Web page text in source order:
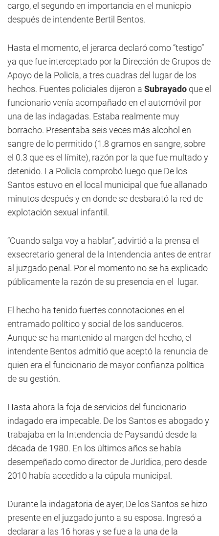
cargo, el segundo en importancia en el municpio
después de intendente Bertil Bentos.
Hasta el momento, el jerarca declaró como “testigo”
ya que fue interceptado por la Dirección de Grupos de
Apoyo de la Policía, a tres cuadras del lugar de los
hechos. Fuentes policiales dijeron a Subrayado que el
funcionario venía acompañado en el automóvil por
una de las indagadas. Estaba realmente muy
borracho. Presentaba seis veces más alcohol en
sangre de lo permitido (1.8 gramos en sangre, sobre
el 0.3 que es el límite), razón por la que fue multado y
detenido. La Policía comprobó luego que De los
Santos estuvo en el local municipal que fue allanado
minutos después y en donde se desbarató la red de
explotación sexual infantil.
“Cuando salga voy a hablar”, advirtió a la prensa el
exsecretario general de la Intendencia antes de entrar
al juzgado penal. Por el momento no se ha explicado
públicamente la razón de su presencia en el lugar.
El hecho ha tenido fuertes connotaciones en el
entramado político y social de los sanduceros.
Aunque se ha mantenido al margen del hecho, el
intendente Bentos admitió que aceptó la renuncia de
quien era el funcionario de mayor confianza política
de su gestión.
Hasta ahora la foja de servicios del funcionario
indagado era impecable. De los Santos es abogado y
trabajaba en la Intendencia de Paysandú desde la
década de 1980. En los últimos años se había
desempeñado como director de Jurídica, pero desde
2010 había accedido a la cúpula municipal.
Durante la indagatoria de ayer, De los Santos se hizo
presente en el juzgado junto a su esposa. Ingresó a
declarar a las 16 horas y se fue a la una de la